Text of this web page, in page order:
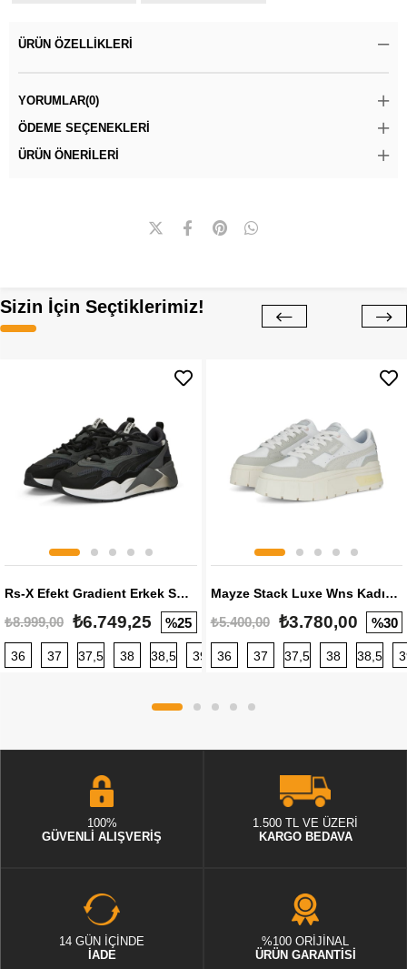
ÜRÜN ÖZELLIKLERI
YORUMLAR(0)
ÖDEME SEÇENEKLERI
ÜRÜN ÖNERILERI
Sizin İçin Seçtiklerimiz!
Rs-X Efekt Gradient Erkek Sneaker
₺8.999,00 ₺6.749,25 %25
36 37 37,5 38 38,5 39 40 40,5 41 42 42,5
Mayze Stack Luxe Wns Kadın Sneaker
₺5.400,00 ₺3.780,00 %30
36 37 37,5 38 38,5
100%
GÜVENLİ ALIŞVERİŞ
1.500 TL VE ÜZERİ
KARGO BEDAVA
14 GÜN İÇİNDE
İADE
%100 ORİJİNAL
ÜRÜN GARANTİSİ